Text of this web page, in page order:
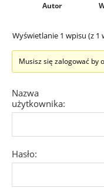
Autor
Wyświetlanie 1 wpisu (z 1
Musisz się zalogować by
Nazwa
użytkownika:
Hasło: